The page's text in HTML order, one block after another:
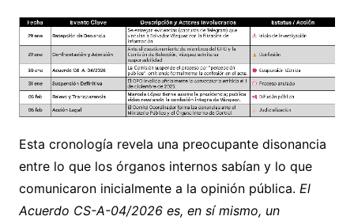
Esta cronología revela una preocupante disonancia
entre lo que los órganos internos sabían y lo que
comunicaron inicialmente a la opinión pública. El
Acuerdo CS-A-04/2026 es, en sí mismo, un